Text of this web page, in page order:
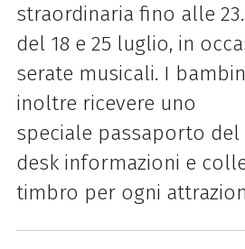
straordinaria fino alle
del 18 e 25 luglio, in
serate musicali. I
inoltre ricevere uno
speciale passaporto
desk informazioni e
timbro per ogni